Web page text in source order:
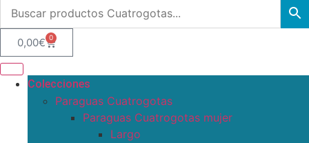
0,00€ 0
Colecciones
Paraguas Cuatrogotas
Paraguas Cuatrogotas mujer
Largo